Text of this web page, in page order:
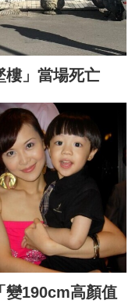
樓」當場死亡
變190cm高顏值